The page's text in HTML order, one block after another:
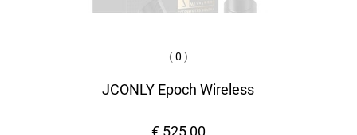
(0 )
JCONLY Epoch Wireless
€ 525,00